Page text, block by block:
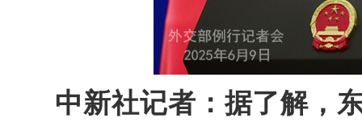
中新社记者：据了解，